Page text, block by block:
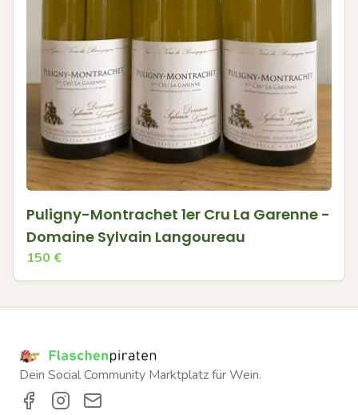
Puligny-Montrachet 1er Cru La Garenne -
Domaine Sylvain Langoureau
150 €
Dein Social Community Marktplatz für Wein.